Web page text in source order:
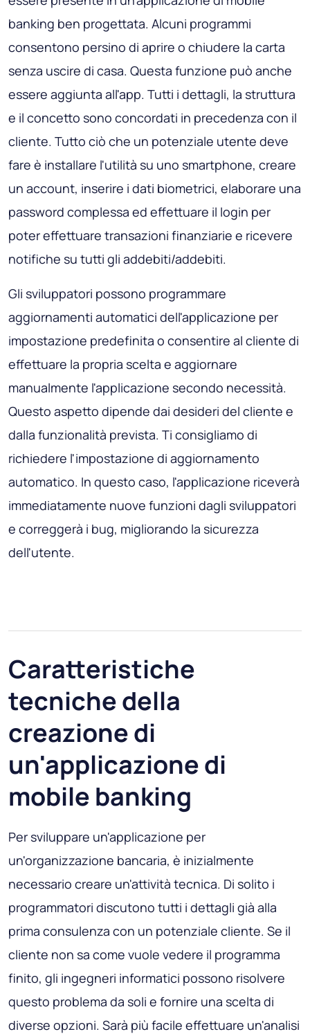
banking ben progettata. Alcuni programmi
consentono persino di aprire o chiudere la carta
senza uscire di casa. Questa funzione può anche
essere aggiunta all'app. Tutti i dettagli, la struttura
e il concetto sono concordati in precedenza con il
cliente. Tutto ciò che un potenziale utente deve
fare è installare l'utilità su uno smartphone, creare
un account, inserire i dati biometrici, elaborare una
password complessa ed effettuare il login per
poter effettuare transazioni finanziarie e ricevere
notifiche su tutti gli addebiti/addebiti.
Gli sviluppatori possono programmare
aggiornamenti automatici dell'applicazione per
impostazione predefinita o consentire al cliente di
effettuare la propria scelta e aggiornare
manualmente l'applicazione secondo necessità.
Questo aspetto dipende dai desideri del cliente e
dalla funzionalità prevista. Ti consigliamo di
richiedere l'impostazione di aggiornamento
automatico. In questo caso, l'applicazione riceverà
immediatamente nuove funzioni dagli sviluppatori
e correggerà i bug, migliorando la sicurezza
dell'utente.
Caratteristiche
tecniche della
creazione di
un'applicazione di
mobile banking
Per sviluppare un'applicazione per
un'organizzazione bancaria, è inizialmente
necessario creare un'attività tecnica. Di solito i
programmatori discutono tutti i dettagli già alla
prima consulenza con un potenziale cliente. Se il
cliente non sa come vuole vedere il programma
finito, gli ingegneri informatici possono risolvere
questo problema da soli e fornire una scelta di
diverse opzioni. Sarà più facile effettuare un'analisi